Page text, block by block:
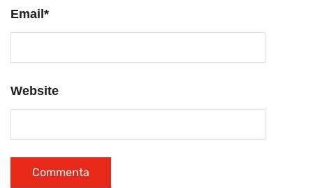
Email*
Website